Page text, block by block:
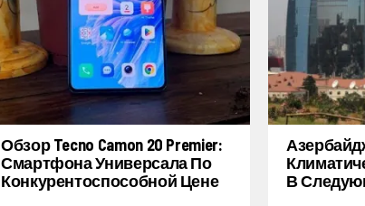
Обзор Tecno Camon 20 Premier:
Смартфона Универсала По
Конкурентоспособной Цене
В